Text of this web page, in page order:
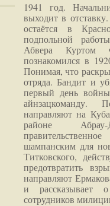
1941 год.
выходит в
остаётся в
подпольной
Абвера Куртом
познакомился в
Понимая, что
отряда. Бандит и
первый день
айнзацкоманду.
направляют на
районе
шампанским для
Титковского,
предотвратить
направляют
и рассказывает
сотрудников